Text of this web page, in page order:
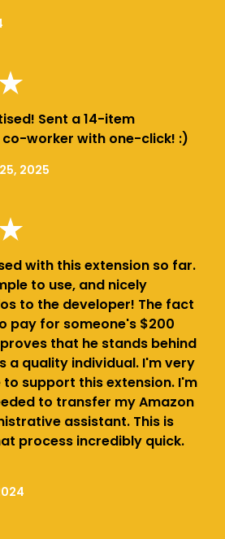
Sent a 14-item
worker with one-click! :)
2025
with this extension so far.
to use, and nicely
to the developer! The fact
pay for someone's $200
that he stands behind
a quality individual. I'm very
support this extension. I'm
to transfer my Amazon
assistant. This is
process incredibly quick.